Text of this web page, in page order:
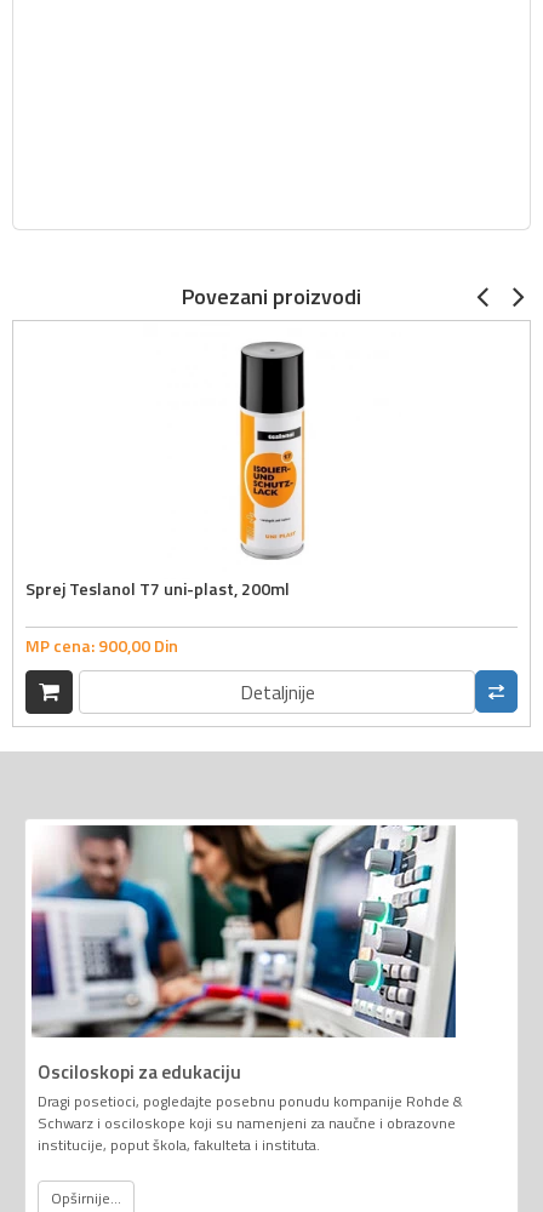
Povezani proizvodi
Sprej Teslanol T7 uni-plast, 200ml
MP cena:900,00Din
Detaljnije
Osciloskopi za edukaciju
Dragi posetioci, pogledajte posebnu ponudu kompanije Rohde &
Schwarz i osciloskope koji su namenjeni za naučne i obrazovne
institucije, poput škola, fakulteta i instituta.
Opširnije...